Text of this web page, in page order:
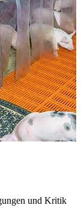
und Kritik